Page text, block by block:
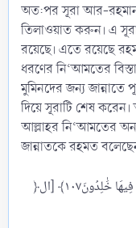
অত:পর সূরা আর-রহমান
তিলাওয়াত করুন। এ
রয়েছে। এতে রয়েছে
ধরণের নি‘আমতের
মুমিনদের জন্য জান্নাতে
দিয়ে সূরাটি শেষ
আল্লাহর নি‘আমতের
জান্নাতকে রহমত
﴿وَأَمَّا ٱلَّذِينَ ٱبۡيَضَّتۡ وُجُوهُهُمۡ فَفِي رَحۡمَةِ ٱللَّهِۖ هُمۡ فِيهَا خَٰلِدُونَ١٠٧﴾ [ال